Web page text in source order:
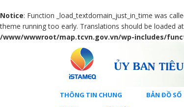
Notice: Function _load_textdomain_just_in_time was
theme running too early. Translations should be loaded
/www/wwwroot/map.tcvn.gov.vn/wp-includes/
THÔNG TIN CHUNG BẢN ĐỒ SỐ